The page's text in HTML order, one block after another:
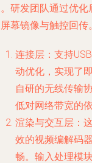
研发团队通过优化
幕镜像与触控回传。
连接层 ：支持
动优化，实现了
自研的无线传输
低对网络带宽的
渲染与交互层 ：
效的视频编解码
畅。输入处理模